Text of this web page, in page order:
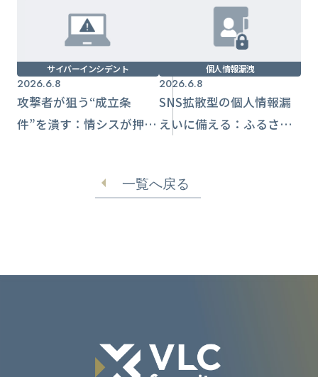
サイバーインシデント
2026.6.8
攻撃者が狙う“成立条
件”を潰す：情シスが押さ
個人情報漏洩
2026.6.8
SNS拡散型の個人情報漏
えいに備える：ふるさと
一覧へ戻る